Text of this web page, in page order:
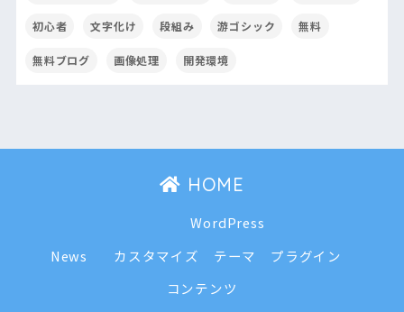
初心者 文字化け 段組み 游ゴシック 無料
無料ブログ 画像処理 開発環境
HOME
News
WordPress
カスタマイズ
テーマ
プラグイン
コンテンツ